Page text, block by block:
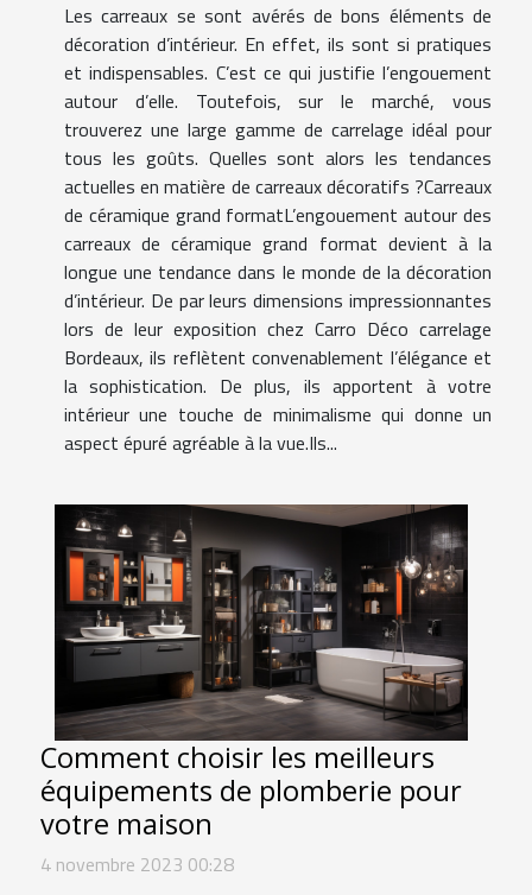
Les carreaux se sont avérés de bons éléments de
décoration d’intérieur. En effet, ils sont si pratiques
et indispensables. C’est ce qui justifie l’engouement
autour d’elle. Toutefois, sur le marché, vous
trouverez une large gamme de carrelage idéal pour
tous les goûts. Quelles sont alors les tendances
actuelles en matière de carreaux décoratifs ?Carreaux
de céramique grand formatL’engouement autour des
carreaux de céramique grand format devient à la
longue une tendance dans le monde de la décoration
d’intérieur. De par leurs dimensions impressionnantes
lors de leur exposition chez Carro Déco carrelage
Bordeaux, ils reflètent convenablement l’élégance et
la sophistication. De plus, ils apportent à votre
intérieur une touche de minimalisme qui donne un
aspect épuré agréable à la vue.Ils...
Comment choisir les meilleurs
équipements de plomberie pour
votre maison
4 novembre 2023 00:28